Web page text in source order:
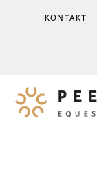
KONTAKT